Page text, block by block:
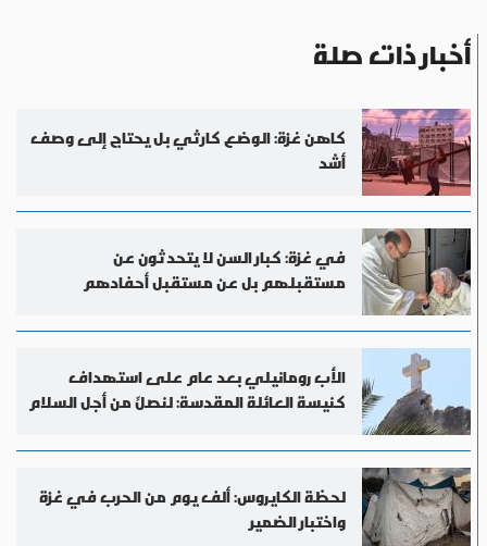
أخبار ذات صلة
كاهن غزة: الوضع كارثي بل يحتاج إلى وصف
أشد
في غزة: كبار السن لا يتحدثون عن
مستقبلهم بل عن مستقبل أحفادهم
الأب رومانيلي بعد عام على استهداف
كنيسة العائلة المقدسة: لنصلِّ من أجل السلام
لحظة الكايروس: ألف يوم من الحرب في غزة
واختبار الضمير